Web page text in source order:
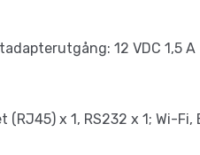
12 VDC 1,5 A
x 1, RS232 x 1; Wi-